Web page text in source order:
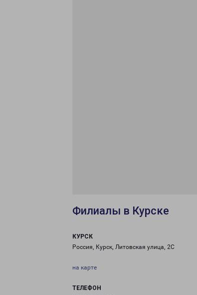
Филиалы в Курске
КУРСК
Россия, Курск, Литовская улица, 2С
на карте
ТЕЛЕФОН